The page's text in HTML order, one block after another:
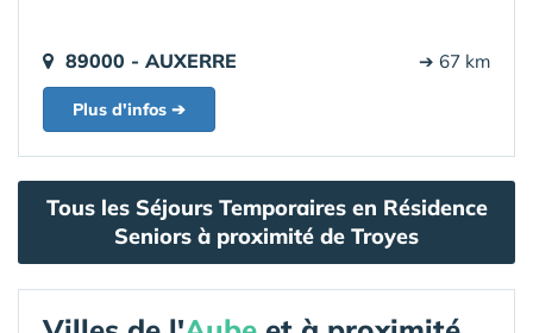
89000 - AUXERRE ➔ 67 km
Plus d'infos ➔
Tous les Séjours Temporaires en Résidence
Seniors à proximité de Troyes